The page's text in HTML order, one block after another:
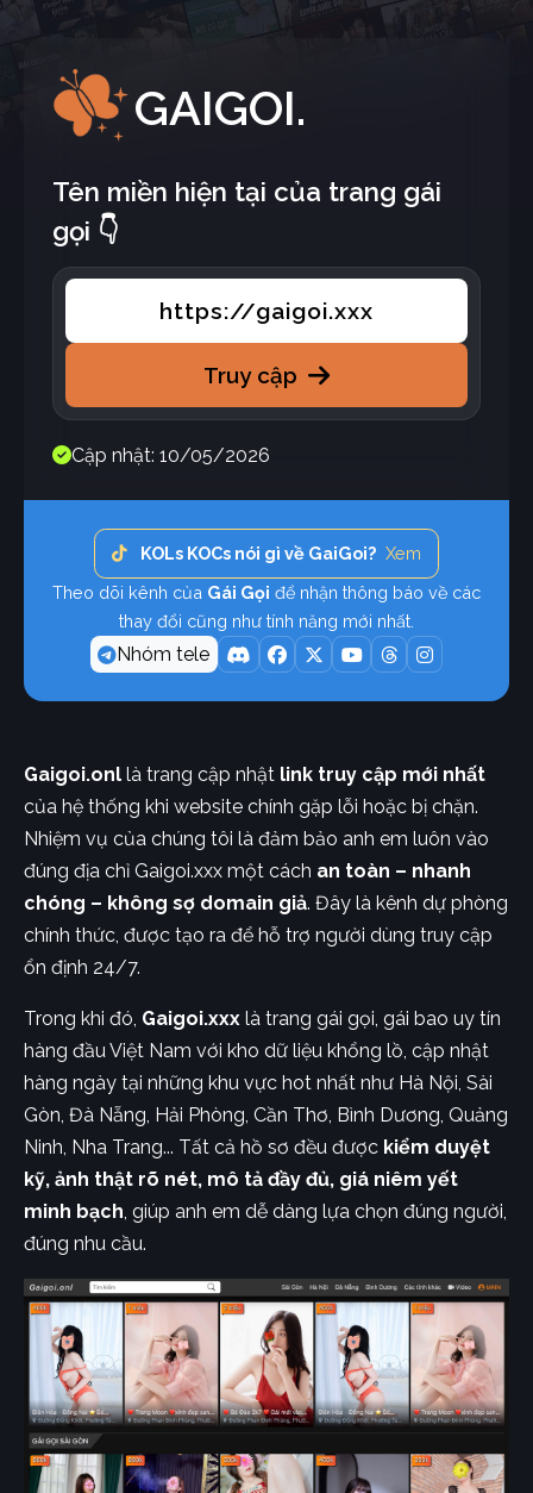
GAIGOI.
Tên miền hiện tại của trang gái
gọi 👇
https://gaigoi.xxx
Truy cập
Cập nhật: 10/05/2026
KOLs KOCs nói gì về GaiGoi? Xem
Theo dõi kênh của Gái Gọi để nhận thông báo về các
thay đổi cũng như tính năng mới nhất.
Nhóm tele
Gaigoi.onl là trang cập nhật link truy cập mới nhất
của hệ thống khi website chính gặp lỗi hoặc bị chặn.
Nhiệm vụ của chúng tôi là đảm bảo anh em luôn vào
đúng địa chỉ Gaigoi.xxx một cách an toàn – nhanh
chóng – không sợ domain giả. Đây là kênh dự phòng
chính thức, được tạo ra để hỗ trợ người dùng truy cập
ổn định 24/7.
Trong khi đó, Gaigoi.xxx là trang gái gọi, gái bao uy tín
hàng đầu Việt Nam với kho dữ liệu khổng lồ, cập nhật
hàng ngày tại những khu vực hot nhất như Hà Nội, Sài
Gòn, Đà Nẵng, Hải Phòng, Cần Thơ, Bình Dương, Quảng
Ninh, Nha Trang... Tất cả hồ sơ đều được kiểm duyệt
kỹ, ảnh thật rõ nét, mô tả đầy đủ, giá niêm yết
minh bạch, giúp anh em dễ dàng lựa chọn đúng người,
đúng nhu cầu.